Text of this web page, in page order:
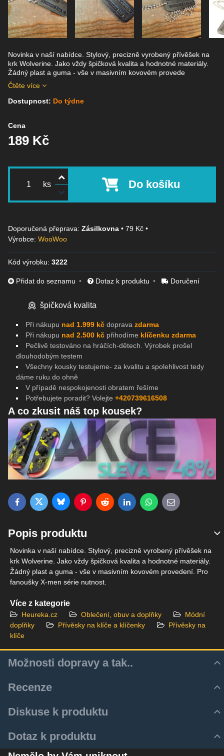
Novinka v naší nabídce. Stylový, precizně vyrobený přívěšek na
krk Wolverine. Jako vždy špičková kvalita a hodnotné materiály.
Žádný plast a guma - vše v masivním kovovém provede
Čtěte více
Dostupnost: Do týdne
Cena
189 Kč
ks Do košíku
Zásilkovna • 79 Kč •
Výrobce: WooWoo
Kód výrobku: 3222
Přidat do seznamu Dotaz k produktu Doručení
špičková kvalita
Při nákupu nad 1.999 kč doprava zdarma
Při nákupu nad 2.500 kč přihodíme klíčenku zdarma
Pečlivě testováno na hráčích-dětech. Výrobek prošel
dlouhodobým testem
Všechny kousky testujeme- za kvalitu a spolehlivost tedy
dáme ruku do ohně
V případě nespokojenosti obratem řešíme
Potřebujete poradit? Volejte +420739616508
A co zkusit náš top kousek?
FacebookTwitterBlueskyPinterestRedditLinkedInWhatsApp
E-mail
Popis produktu
Novinka v naší nabídce. Stylový, precizně vyrobený přívěšek na
krk Wolverine. Jako vždy špičková kvalita a hodnotné materiály.
Žádný plast a guma - vše v masivním kovovém provedení. Pro
fanoušky X-men série nutnost.
Více z kategorie
Heureka.cz Oblečení, obuv a doplňky
Módní
doplňky
Přívěsky na klíče a klíčenky
Přívěsky na
klíče
Možnosti dopravy a tak..
využíváme aktulně pouze služeb Zásilkovny.
Zásilku je tedy k Vám možné dodat několika způsoby:
Recenze
Zatím bez hodnocení. Buďte první!
Přidat recenzi
Diskuse k produktu
Zatím nejsou žádné komentáře! Buďte první!
Dotaz k produktu
Nový dotaz k produktu